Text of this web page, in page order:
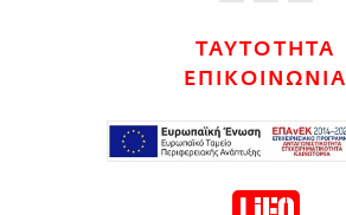
ΤΑΥΤΟΤΗΤΑ
ΕΠΙΚΟΙΝΩΝΙΑ